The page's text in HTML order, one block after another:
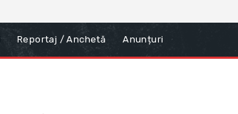
Reportaj / Anchetă Anunțuri